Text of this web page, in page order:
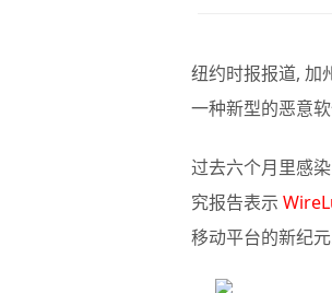
纽约时报报道, 加
一种新型的恶意
过去六个月里感
究报告表示
移动平台的新纪